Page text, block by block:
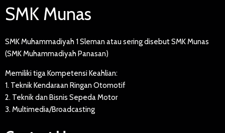
SMK Munas
SMK Muhammadiyah 1 Sleman atau sering disebut SMK Munas
(SMK Muhammadiyah Panasan)
Memiliki tiga Kompetensi Keahlian:
1. Teknik Kendaraan Ringan Otomotif
2. Teknik dan Bisnis Sepeda Motor
3. Multimedia/Broadcasting